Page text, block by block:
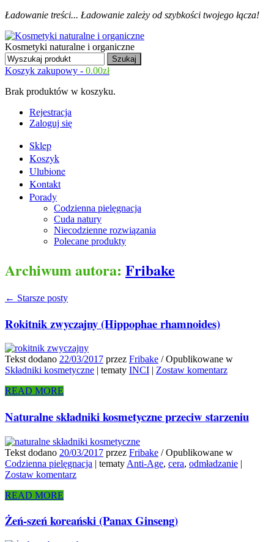
Ładowanie treści... Ładowanie zależy od szybkości twojego łącza!
Kosmetyki naturalne i organiczne
Koszyk zakupowy - 0.00zł
Brak produktów w koszyku.
Rejestracja
Zaloguj się
Sklep
Koszyk
Ulubione
Kontakt
Porady
Codzienna pielęgnacja
Cuda natury
Niecodzienne rozwiązania
Polecane produkty
Archiwum autora: Fribake
← Starsze posty
Rokitnik zwyczajny (Hippophae rhamnoides)
Tekst dodano 22/03/2017 przez Fribake /Opublikowane w
Składniki kosmetyczne | tematy INCI | Zostaw komentarz
READ MORE
Naturalne składniki kosmetyczne przeciw starzeniu
Tekst dodano 20/03/2017 przez Fribake /Opublikowane w
Codzienna pielęgnacja | tematy Anti-Age, cera, odmładzanie |
Zostaw komentarz
READ MORE
Żeń-szeń koreański (Panax Ginseng)